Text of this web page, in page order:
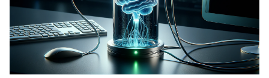
Tout sur le droit de l'innovation